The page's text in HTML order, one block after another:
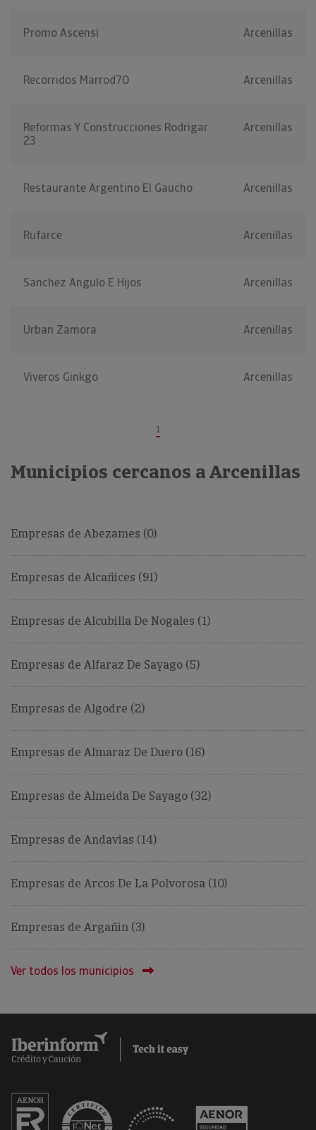
Promo Ascensi Arcenillas
Recorridos Marrod70 Arcenillas
Reformas Y Construcciones Rodrigar
23
Arcenillas
Restaurante Argentino El Gaucho Arcenillas
Rufarce Arcenillas
Sanchez Angulo E Hijos Arcenillas
Urban Zamora Arcenillas
Viveros Ginkgo Arcenillas
1
Municipios cercanos a Arcenillas
Empresas de Abezames (0)
Empresas de Alcañices (91)
Empresas de Alcubilla De Nogales (1)
Empresas de Alfaraz De Sayago (5)
Empresas de Algodre (2)
Empresas de Almaraz De Duero (16)
Empresas de Almeida De Sayago (32)
Empresas de Andavias (14)
Empresas de Arcos De La Polvorosa (10)
Empresas de Argañin (3)
Ver todos los municipios